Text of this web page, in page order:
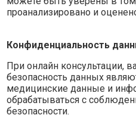
проанализировано и
Конфиденциальность
При онлайн консультации,
безопасность данных
медицинские данные и
обрабатываться с
безопасности.